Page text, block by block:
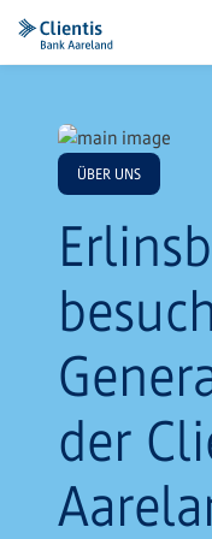
ÜBER UNS
der